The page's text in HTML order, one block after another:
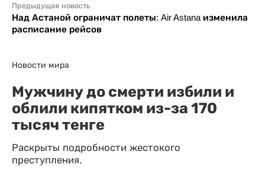
Предыдущая новость
Над Астаной ограничат полеты: Air Astana изменила
расписание рейсов
Новости мира
Мужчину до смерти избили и
облили кипятком из-за 170
тысяч тенге
Раскрыты подробности жестокого
преступления.